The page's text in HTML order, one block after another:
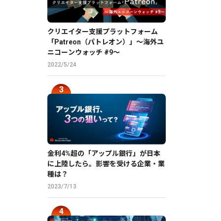
クリエイター支援プラットフォーム
「Patreon（パトレオン）」〜海外ユ
ニコーンウォッチ #9〜
2022/5/24
金利4%超の「アップル銀行」が日本
に上陸したら。影響を受ける企業・業
種は？
2023/7/13